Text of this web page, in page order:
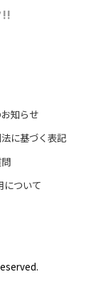
知らせ
に基づく表記
について